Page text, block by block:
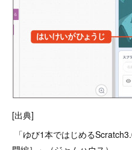
[出典]
「ゆび1本ではじめる